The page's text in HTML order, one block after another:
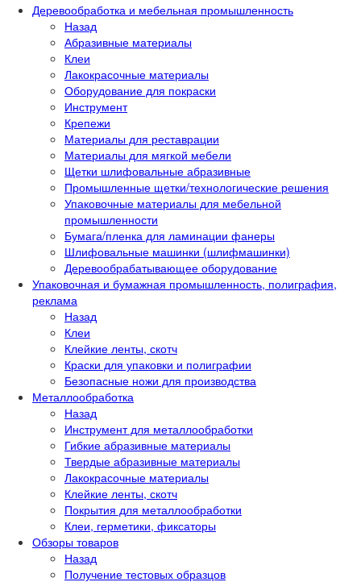
Деревообработка и мебельная промышленность
Назад
Абразивные материалы
Клеи
Лакокрасочные материалы
Оборудование для покраски
Инструмент
Крепежи
Материалы для реставрации
Материалы для мягкой мебели
Щетки шлифовальные абразивные
Промышленные щетки/технологические решения
Упаковочные материалы для мебельной
промышленности
Бумага/пленка для ламинации фанеры
Шлифовальные машинки (шлифмашинки)
Деревообрабатывающее оборудование
Упаковочная и бумажная промышленность, полиграфия,
реклама
Назад
Клеи
Клейкие ленты, скотч
Краски для упаковки и полиграфии
Безопасные ножи для производства
Металлообработка
Назад
Инструмент для металлообработки
Гибкие абразивные материалы
Твердые абразивные материалы
Лакокрасочные материалы
Клейкие ленты, скотч
Покрытия для металлообработки
Клеи, герметики, фиксаторы
Обзоры товаров
Назад
Получение тестовых образцов